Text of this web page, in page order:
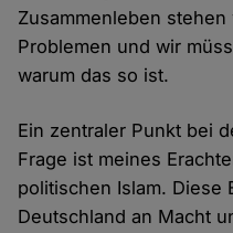
Zusammenleben
Problemen und wir
warum das so ist.
Ein zentraler Punkt bei
Frage ist meines
politischen Islam. Diese
Deutschland an Macht